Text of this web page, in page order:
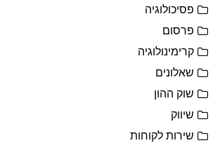
פסיכולוגיה
פרסום
קרימינולוגיה
שאלונים
שוק ההון
שיווק
שירות לקוחות